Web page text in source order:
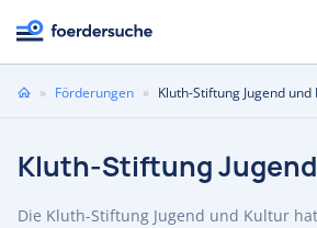
Sie» Förderungen » Kluth-Stiftung Jugend und
Kluth-Stiftung
Die Kluth-Stiftung Jugend und Kultur